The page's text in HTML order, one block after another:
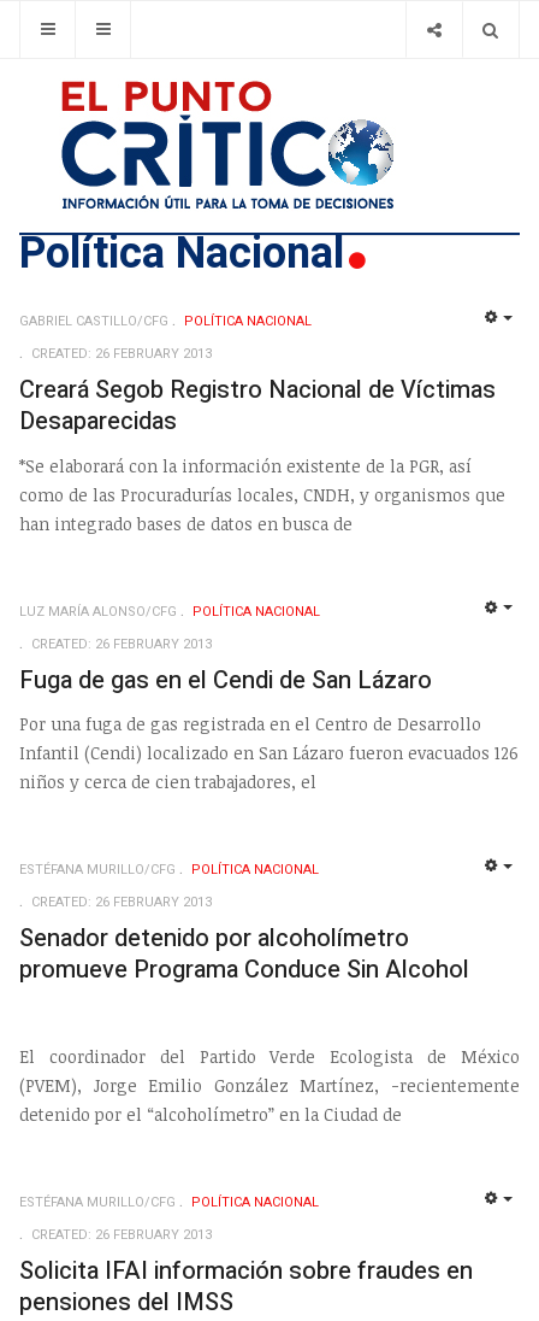
Polí­tica Nacional
GABRIEL CASTILLO/CFG
POLÍ­TICA NACIONAL
CREATED: 26 FEBRUARY 2013
Creará Segob Registro Nacional de Víctimas
Desaparecidas
*Se elaborará con la información existente de la PGR, así
como de las Procuradurías locales, CNDH, y organismos que
han integrado bases de datos en busca de
LUZ MARÍA ALONSO/CFG
POLÍ­TICA NACIONAL
CREATED: 26 FEBRUARY 2013
Fuga de gas en el Cendi de San Lázaro
Por una fuga de gas registrada en el Centro de Desarrollo
Infantil (Cendi) localizado en San Lázaro fueron evacuados 126
niños y cerca de cien trabajadores, el
ESTÉFANA MURILLO/CFG
POLÍ­TICA NACIONAL
CREATED: 26 FEBRUARY 2013
Senador detenido por alcoholímetro
promueve Programa Conduce Sin Alcohol
El coordinador del Partido Verde Ecologista de México
(PVEM), Jorge Emilio González Martínez, -recientemente
detenido por el “alcoholímetro” en la Ciudad de
ESTÉFANA MURILLO/CFG
POLÍ­TICA NACIONAL
CREATED: 26 FEBRUARY 2013
Solicita IFAI información sobre fraudes en
pensiones del IMSS